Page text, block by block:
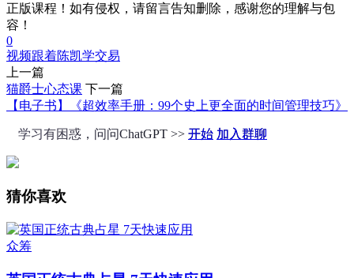
正版课程！如有侵权，请留言告知删除，感谢您的理解与包
容！
0
视频跟着陈凯学交易
上一篇
猫爵士心态课 下一篇
【电子书】《超效率手册：99个史上更全面的时间管理技巧》
学习有困惑，问问ChatGPT >> 开始 加入群聊
猜你喜欢
众筹